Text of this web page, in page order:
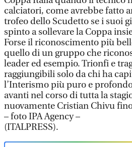
calciatori, come avrebbe fatto
trofeo dello Scudetto se i suoi
spinto a sollevare la Coppa
Forse il riconoscimento più
quello di un gruppo che
leader ed esempio. Trionfi e
raggiungibili solo da chi ha
l’Interismo più puro e
avanti nel corso di tutta la
nuovamente Cristian Chivu
– foto IPA Agency –
(ITALPRESS).